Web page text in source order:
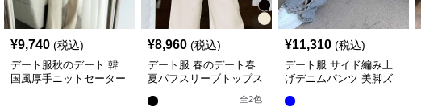
¥9,740 (税込)
デート服秋のデート 韓
国風厚手ニットセーター
¥8,960 (税込)
デート服 春のデート春
夏パフスリーブトップス
×ワイドパンツセットア
ップ
全2色
¥11,310 (税込)
デート服 サイド編み上
げデニムパンツ 美脚ズ